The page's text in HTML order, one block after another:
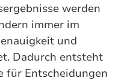
werden
immer im
und
Dadurch entsteht
für Entscheidungen